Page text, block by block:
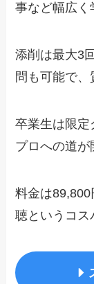
事など幅広く
添削は最大3
問も可能で、
卒業生は限定
プロへの道が
料金は
聴というコス